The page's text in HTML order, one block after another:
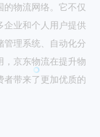
物流网络。它不仅
企业和个人用户提供
管理系统、自动化分
，京东物流在提升物
者带来了更加优质的